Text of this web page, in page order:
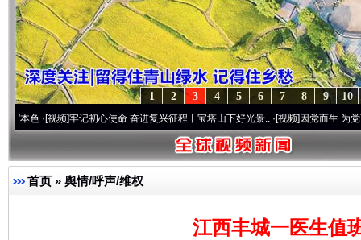
10
9
8
7
6
5
4
3
2
1
牢记初心使命 奋进复兴征程丨宝塔山下好光景..·[视频]因党而生 为党而战——百
首页 » 舆情/呼声/维权
江西丰城一医生值